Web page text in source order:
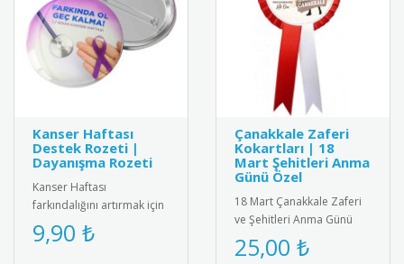
Kanser Haftası
Destek Rozeti |
Dayanışma Rozeti
Kanser Haftası
farkındalığını artırmak için
özel tasarlanmış pembe
kurdeleli destek rozeti.
9,90 ₺
Çanakkale Zaferi
Kokartları | 18
Mart Şehitleri Anma
Günü Özel
18 Mart Çanakkale Zaferi
ve Şehitleri Anma Günü
için özel tasarlanmış
kaliteli kokart seti.
25,00 ₺